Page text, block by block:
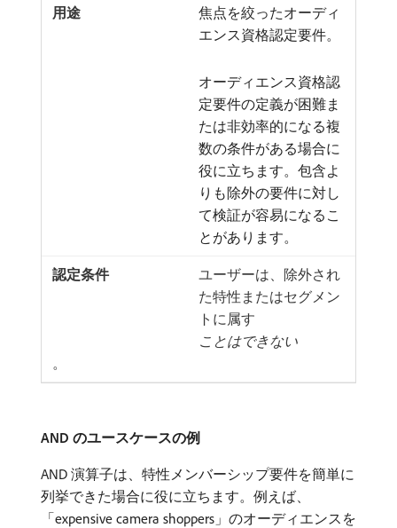
焦点を絞ったオーディ
エンス資格認定要件。
オーディエンス資格認
定要件の定義が困難ま
たは非効率的になる複
数の条件がある場合に
役に立ちます。包含よ
りも除外の要件に対し
て検証が容易になるこ
とがあります。
ユーザーは、除外され
た特性またはセグメン
トに属す
ことはできない
。
AND のユースケースの例
AND 演算子は、特性メンバーシップ要件を簡単に
列挙できた場合に役に立ちます。例えば、
「expensive camera shoppers」のオーディエンスを